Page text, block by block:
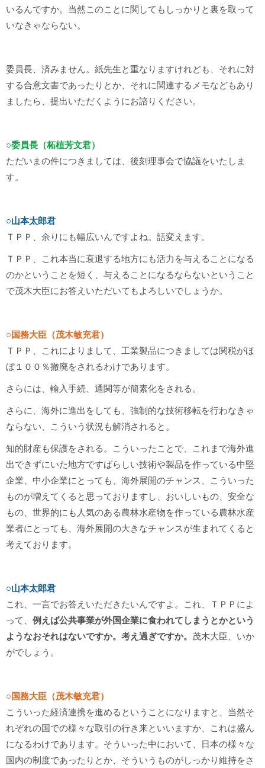
いるんですか。当然このことに関してもしっかりと裏を取って
いなきゃならない。
委員長、済みません。紙先生と重なりますけれども、それに対
する合意文書であったりとか、それに関連するメモなどもあり
ましたら、提出いただくようにお諮りください。
○委員長（柘植芳文君）
ただいまの件につきましては、後刻理事会で協議をいたしま
す。
○山本太郎君
ＴＰＰ、余りにも幅広いんですよね。話変えます。
ＴＰＰ、これ本当に衰退する地方にも活力を与えることになる
のかということを短く、与えることになるならないということ
で茂木大臣にお答えいただいてもよろしいでしょうか。
○国務大臣（茂木敏充君）
ＴＰＰ、これによりまして、工業製品につきましては関税がほ
ぼ１００％撤廃をされるわけであります。
さらには、輸入手続、通関等が簡素化をされる。
さらに、海外に進出をしても、強制的な技術移転を行わなきゃ
ならない、こういう状況も解消されると。
知的財産も保護をされる。こういったことで、これまで海外進
出できずにいた地方ですばらしい技術や製品を作っている中堅
企業、中小企業にとっても、海外展開のチャンス、こういった
ものが増えてくると思っておりますし、おいしいもの、安全な
もの、世界的にも人気のある農林水産物を作っている農林水産
業者にとっても、海外展開の大きなチャンスが生まれてくると
考えております。
○山本太郎君
これ、一言でお答えいただきたいんですよ。これ、ＴＰＰによ
って、 例えば公共事業が外国企業に食われてしまうとかという
ようなおそれはないですか。考え過ぎですか。 茂木大臣、いか
がでしょう。
○国務大臣（茂木敏充君）
こういった経済連携を進めるということになりますと、当然そ
れぞれの国での様々な取引の行き来といいますか、これは盛ん
になるわけであります。そういった中において、日本の様々な
国内の制度であったりとか、そういうものがしっかり維持をさ